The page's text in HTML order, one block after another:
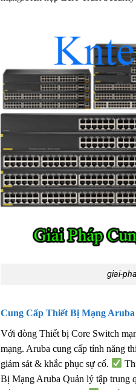
giai-
Cung Cấp Thiết Bị Mạng Aruba
Với dòng Thiết bị Core Switch
mạng. Aruba cung cấp tính năng
giám sát & khắc phục sự cố.
Bị Mạng Aruba Quản lý tập trung